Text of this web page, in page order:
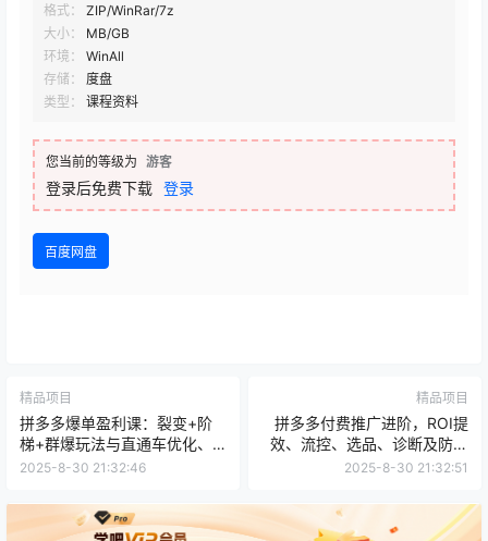
格式：
ZIP/WinRar/7z
大小：
MB/GB
环境：
WinAll
存储：
度盘
类型：
课程资料
您当前的等级为 游客
登录后免费下载 登录
百度网盘
精品项目
拼多多爆单盈利课：裂变+阶
梯+群爆玩法与直通车优化、AI
软件实操
2025-8-30 21:32:46
精品项目
拼多多付费推广进阶，ROI提
效、流控、选品、诊断及防坑
等技巧
2025-8-30 21:32:51